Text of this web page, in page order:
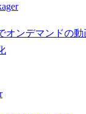
オンデマンドの